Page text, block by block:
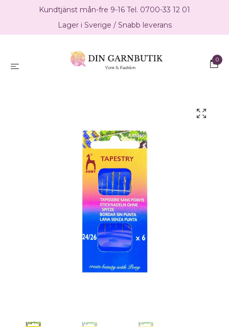
Kundtjänst mån-fre 9-16 Tel. 0700-33 12 01
Lager i Sverige / Snabb leverans
0